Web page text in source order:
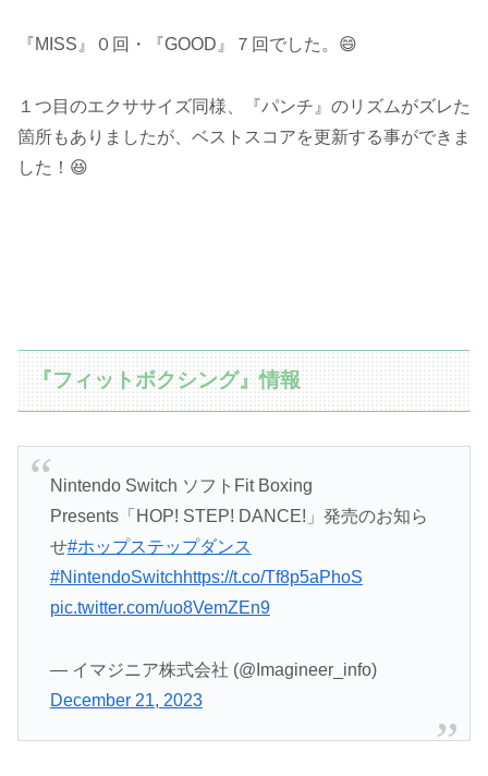
『MISS』０回・『GOOD』７回でした。😄
１つ目のエクササイズ同様、『パンチ』のリズムがズレた
箇所もありましたが、ベストスコアを更新する事ができま
した！😆
『フィットボクシング』情報
Nintendo Switch ソフトFit Boxing
Presents「HOP! STEP! DANCE!」発売のお知ら
せ#ホップステップダンス
#NintendoSwitchhttps://t.co/Tf8p5aPhoS
pic.twitter.com/uo8VemZEn9
— イマジニア株式会社 (@Imagineer_info)
December 21, 2023